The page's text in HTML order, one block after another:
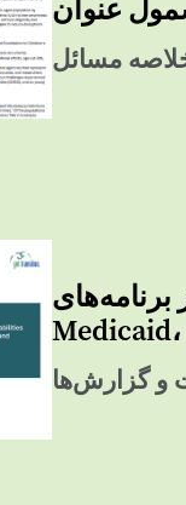
مسائل
و گزارش‌ها